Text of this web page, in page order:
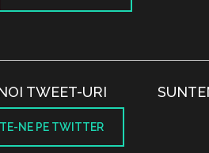
TWEET-URI
NE PE TWITTER